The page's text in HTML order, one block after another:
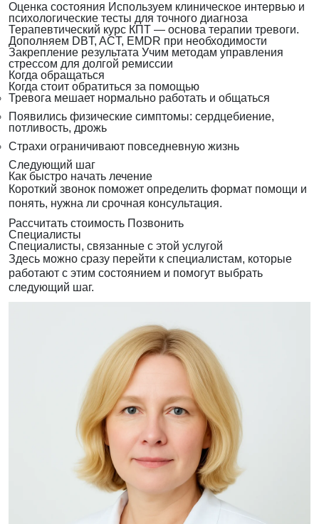
Оценка состояния Используем клиническое интервью и
психологические тесты для точного диагноза
Терапевтический курс КПТ — основа терапии тревоги.
Дополняем DBT, ACT, EMDR при необходимости
Закрепление результата Учим методам управления
стрессом для долгой ремиссии
Когда обращаться
Когда стоит обратиться за помощью
Тревога мешает нормально работать и общаться
Появились физические симптомы: сердцебиение,
потливость, дрожь
Страхи ограничивают повседневную жизнь
Следующий шаг
Как быстро начать лечение
Короткий звонок поможет определить формат помощи и
понять, нужна ли срочная консультация.
Рассчитать стоимость Позвонить
Специалисты
Специалисты, связанные с этой услугой
Здесь можно сразу перейти к специалистам, которые
работают с этим состоянием и помогут выбрать
следующий шаг.